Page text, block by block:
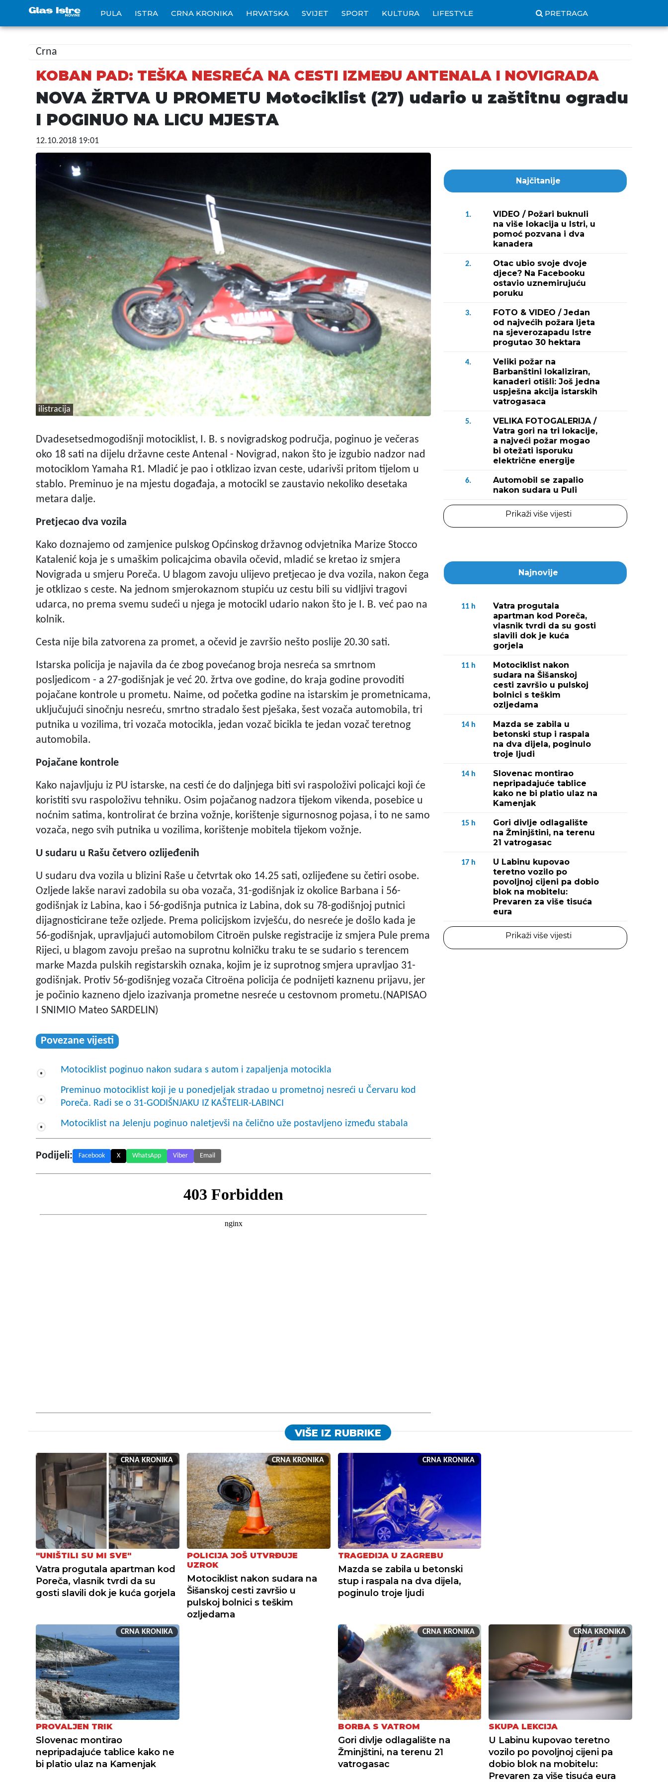
PULA ISTRA CRNA KRONIKA HRVATSKA SVIJET SPORT KULTURA LIFESTYLE PRETRAGA
Crna
KOBAN PAD: TEŠKA NESREĆA NA CESTI IZMEĐU ANTENALA I NOVIGRADA
NOVA ŽRTVA U PROMETU Motociklist (27) udario u zaštitnu ogradu
I POGINUO NA LICU MJESTA
12.10.2018 19:01
ilistracija
Dvadesetsedmogodišnji motociklist, I. B. s novigradskog područja, poginuo je večeras
oko 18 sati na dijelu državne ceste Antenal - Novigrad, nakon što je izgubio nadzor nad
motociklom Yamaha R1. Mladić je pao i otklizao izvan ceste, udarivši pritom tijelom u
stablo. Preminuo je na mjestu događaja, a motocikl se zaustavio nekoliko desetaka
metara dalje.
Pretjecao dva vozila
Kako doznajemo od zamjenice pulskog Općinskog državnog odvjetnika Marize Stocco
Katalenić koja je s umaškim policajcima obavila očevid, mladić se kretao iz smjera
Novigrada u smjeru Poreča. U blagom zavoju ulijevo pretjecao je dva vozila, nakon čega
je otklizao s ceste. Na jednom smjerokaznom stupiću uz cestu bili su vidljivi tragovi
udarca, no prema svemu sudeći u njega je motocikl udario nakon što je I. B. već pao na
kolnik.
Cesta nije bila zatvorena za promet, a očevid je završio nešto poslije 20.30 sati.
Istarska policija je najavila da će zbog povećanog broja nesreća sa smrtnom
posljedicom - a 27-godišnjak je već 20. žrtva ove godine, do kraja godine provoditi
pojačane kontrole u prometu. Naime, od početka godine na istarskim je prometnicama,
uključujući sinočnju nesreću, smrtno stradalo šest pješaka, šest vozača automobila, tri
putnika u vozilima, tri vozača motocikla, jedan vozač bicikla te jedan vozač teretnog
automobila.
Pojačane kontrole
Kako najavljuju iz PU istarske, na cesti će do daljnjega biti svi raspoloživi policajci koji će
koristiti svu raspoloživu tehniku. Osim pojačanog nadzora tijekom vikenda, posebice u
noćnim satima, kontrolirat će brzina vožnje, korištenje sigurnosnog pojasa, i to ne samo
vozača, nego svih putnika u vozilima, korištenje mobitela tijekom vožnje.
U sudaru u Rašu četvero ozlijeđenih
U sudaru dva vozila u blizini Raše u četvrtak oko 14.25 sati, ozlijeđene su četiri osobe.
Ozljede lakše naravi zadobila su oba vozača, 31-godišnjak iz okolice Barbana i 56-
godišnjak iz Labina, kao i 56-godišnja putnica iz Labina, dok su 78-godišnjoj putnici
dijagnosticirane teže ozljede. Prema policijskom izvješću, do nesreće je došlo kada je
56-godišnjak, upravljajući automobilom Citroën pulske registracije iz smjera Pule prema
Rijeci, u blagom zavoju prešao na suprotnu kolničku traku te se sudario s terencem
marke Mazda pulskih registarskih oznaka, kojim je iz suprotnog smjera upravljao 31-
godišnjak. Protiv 56-godišnjeg vozača Citroëna policija će podnijeti kaznenu prijavu, jer
je počinio kazneno djelo izazivanja prometne nesreće u cestovnom prometu.(NAPISAO
I SNIMIO Mateo SARDELIN)
Povezane vijesti
Motociklist poginuo nakon sudara s autom i zapaljenja motocikla
Preminuo motociklist koji je u ponedjeljak stradao u prometnoj nesreći u Červaru kod
Poreča. Radi se o 31-GODIŠNJAKU IZ KAŠTELIR-LABINCI
Motociklist na Jelenju poginuo naletjevši na čelično uže postavljeno između stabala
Podijeli: Facebook X WhatsApp Viber Email
Najčitanije
1.
VIDEO / Požari buknuli
na više lokacija u Istri, u
pomoć pozvana i dva
kanadera
2.
Otac ubio svoje dvoje
djece? Na Facebooku
ostavio uznemirujuću
poruku
3.
FOTO & VIDEO / Jedan
od najvećih požara ljeta
na sjeverozapadu Istre
progutao 30 hektara
4.
Veliki požar na
Barbanštini lokaliziran,
kanaderi otišli: Još jedna
uspješna akcija istarskih
vatrogasaca
5.
VELIKA FOTOGALERIJA /
Vatra gori na tri lokacije,
a najveći požar mogao
bi otežati isporuku
električne energije
6.
Automobil se zapalio
nakon sudara u Puli
Prikaži više vijesti
Najnovije
11 h
Vatra progutala
apartman kod Poreča,
vlasnik tvrdi da su gosti
slavili dok je kuća
gorjela
11 h
Motociklist nakon
sudara na Šišanskoj
cesti završio u pulskoj
bolnici s teškim
ozljedama
14 h
Mazda se zabila u
betonski stup i raspala
na dva dijela, poginulo
troje ljudi
14 h
Slovenac montirao
nepripadajuće tablice
kako ne bi platio ulaz na
Kamenjak
15 h
Gori divlje odlagalište
na Žminjštini, na terenu
21 vatrogasac
17 h
U Labinu kupovao
teretno vozilo po
povoljnoj cijeni pa dobio
blok na mobitelu:
Prevaren za više tisuća
eura
Prikaži više vijesti
VIŠE IZ RUBRIKE
CRNA KRONIKA
"UNIŠTILI SU MI SVE"
Vatra progutala apartman kod
Poreča, vlasnik tvrdi da su
gosti slavili dok je kuća gorjela
CRNA KRONIKA
POLICIJA JOŠ UTVRĐUJE
UZROK
Motociklist nakon sudara na
Šišanskoj cesti završio u
pulskoj bolnici s teškim
ozljedama
CRNA KRONIKA
TRAGEDIJA U ZAGREBU
Mazda se zabila u betonski
stup i raspala na dva dijela,
poginulo troje ljudi
CRNA KRONIKA
PROVALJEN TRIK
Slovenac montirao
nepripadajuće tablice kako ne
bi platio ulaz na Kamenjak
CRNA KRONIKA
BORBA S VATROM
Gori divlje odlagalište na
Žminjštini, na terenu 21
vatrogasac
CRNA KRONIKA
SKUPA LEKCIJA
U Labinu kupovao teretno
vozilo po povoljnoj cijeni pa
dobio blok na mobitelu:
Prevaren za više tisuća eura